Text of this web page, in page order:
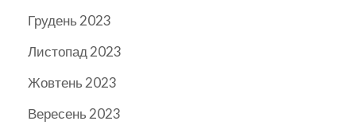
Грудень 2023
Листопад 2023
Жовтень 2023
Вересень 2023